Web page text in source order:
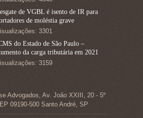
de VGBL é isento de IR para
de moléstia grave
3301
do Estado de São Paulo –
da carga tributária em 2021
3159
Advogados, Av. João XXIII, 20 - 5º
09190-500 Santo André, SP